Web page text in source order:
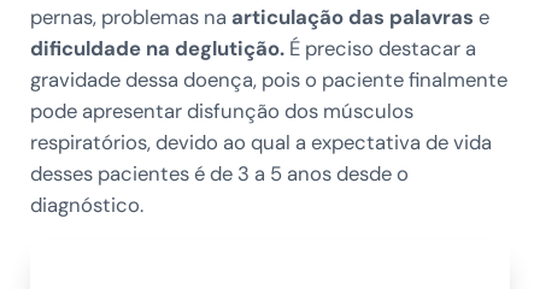
pernas, problemas na articulação das palavras e
dificuldade na deglutição.É preciso destacar a
gravidade dessa doença, pois o paciente finalmente
pode apresentar disfunção dos músculos
respiratórios, devido ao qual a expectativa de vida
desses pacientes é de 3 a 5 anos desde o
diagnóstico.